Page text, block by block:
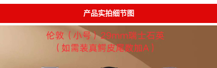
产品实拍细节图